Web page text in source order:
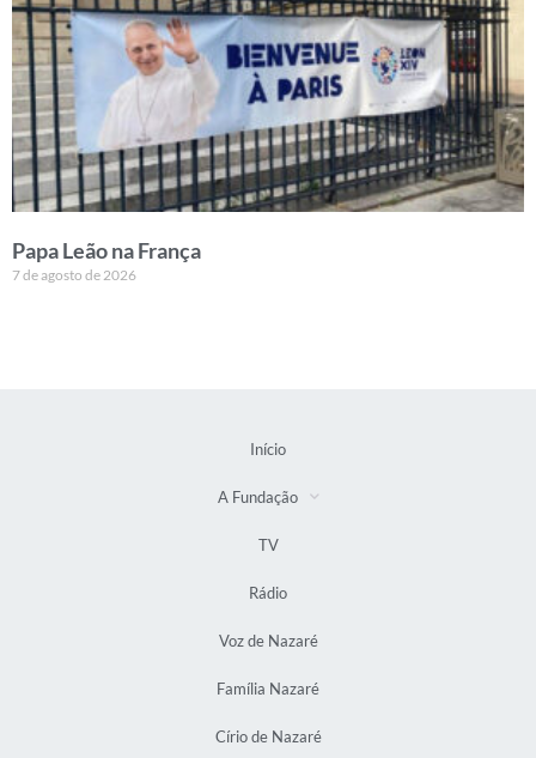
Papa Leão na França
7 de agosto de 2026
Início
A Fundação
TV
Rádio
Voz de Nazaré
Família Nazaré
Círio de Nazaré